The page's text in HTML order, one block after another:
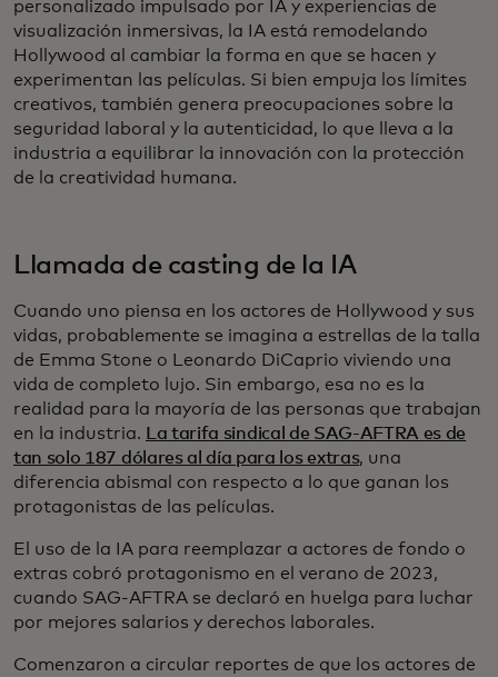
personalizado impulsado por IA y experiencias de
visualización inmersivas, la IA está remodelando
Hollywood al cambiar la forma en que se hacen y
experimentan las películas. Si bien empuja los límites
creativos, también genera preocupaciones sobre la
seguridad laboral y la autenticidad, lo que lleva a la
industria a equilibrar la innovación con la protección
de la creatividad humana.
Llamada de casting de la IA
Cuando uno piensa en los actores de Hollywood y sus
vidas, probablemente se imagina a estrellas de la talla
de Emma Stone o Leonardo DiCaprio viviendo una
vida de completo lujo. Sin embargo, esa no es la
realidad para la mayoría de las personas que trabajan
en la industria.
La tarifa sindical de SAG-AFTRA es de
tan solo 187 dólares al día para los extras, una
diferencia abismal con respecto a lo que ganan los
protagonistas de las películas.
El uso de la IA para reemplazar a actores de fondo o
extras cobró protagonismo en el verano de 2023,
cuando SAG-AFTRA se declaró en huelga para luchar
por mejores salarios y derechos laborales.
Comenzaron a circular reportes de que los actores de